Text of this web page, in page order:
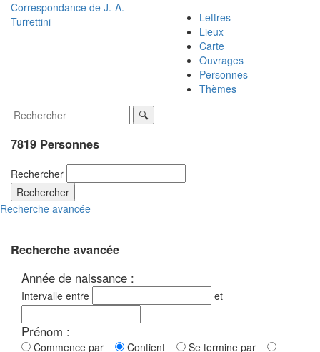
Correspondance de J.-A.
Turrettini
Lettres
Lieux
Carte
Ouvrages
Personnes
Thèmes
7819 Personnes
Rechercher
Rechercher
Recherche avancée
Recherche avancée
Année de naissance :
Intervalle entre et
Prénom :
Commence par Contient
Se termine par